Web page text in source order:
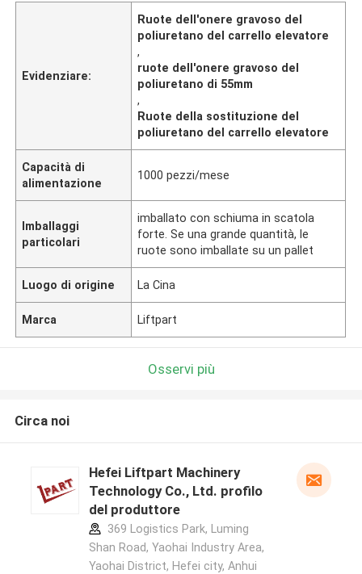
Evidenziare:
Ruote dell'onere gravoso del
poliuretano del carrello elevatore
,
ruote dell'onere gravoso del
poliuretano di 55mm
,
Ruote della sostituzione del
poliuretano del carrello elevatore
Capacità di
alimentazione
1000 pezzi/mese
Imballaggi
particolari
imballato con schiuma in scatola
forte. Se una grande quantità, le
ruote sono imballate su un pallet
Luogo di origine La Cina
Marca Liftpart
Osservi più
Circa noi
Hefei Liftpart Machinery
Technology Co., Ltd. profilo
del produttore
369 Logistics Park, Luming
Shan Road, Yaohai Industry Area,
Yaohai District, Hefei city, Anhui